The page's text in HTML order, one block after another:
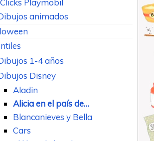
animados
1-4 años
Disney
Aladin
Alicia en el país de…
Blancanieves y Bella
Cars